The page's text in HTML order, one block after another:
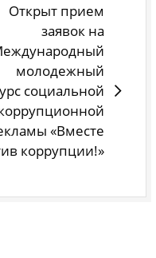
Открыт прием
заявок на
молодежный
социальной
«Вместе
коррупции!»